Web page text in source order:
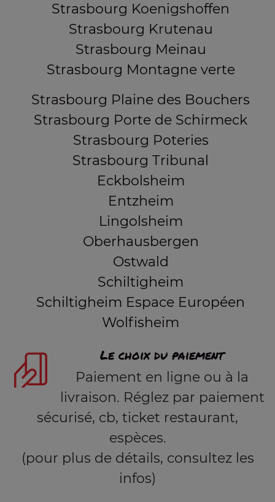
Strasbourg Koenigshoffen
Strasbourg Krutenau
Strasbourg Meinau
Strasbourg Montagne verte
Strasbourg Plaine des Bouchers
Strasbourg Porte de Schirmeck
Strasbourg Poteries
Strasbourg Tribunal
Eckbolsheim
Entzheim
Lingolsheim
Oberhausbergen
Ostwald
Schiltigheim
Schiltigheim Espace Européen
Wolfisheim
Le choix du paiement
Paiement en ligne ou à la
livraison. Réglez par paiement
sécurisé, cb, ticket restaurant,
espèces.
(pour plus de détails, consultez les
infos)